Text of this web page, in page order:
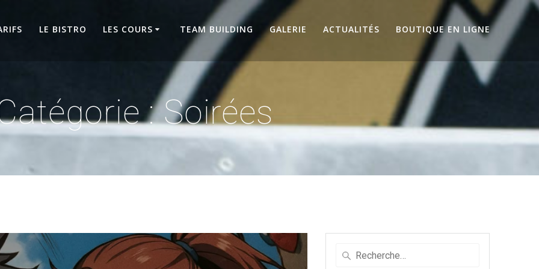
LE BISTRO LES COURS TEAM BUILDING GALERIE ACTUALITÉS BOUTIQUE EN LIGNE
:Soirées
Recherche